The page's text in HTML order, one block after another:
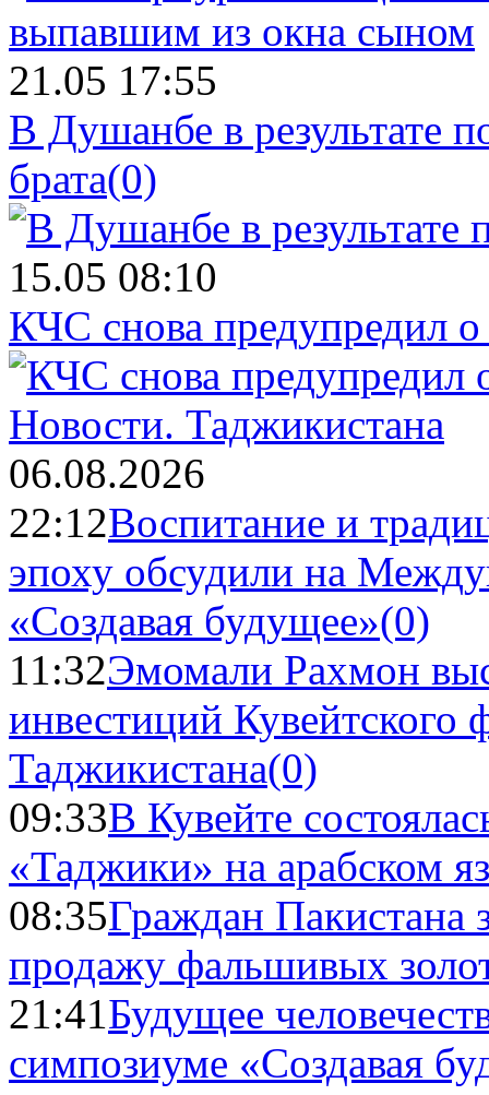
21.05 17:55
В Душанбе в результате
брата(0)
15.05 08:10
КЧС снова предупредил
Новости. Таджикистана
06.08.2026
22:12Воспитание и
эпоху обсудили на
«Создавая будущее»(0)
11:32Эмомали Рахмон
инвестиций Кувейтского
Таджикистана(0)
09:33В Кувейте
«Таджики» на арабском
08:35Граждан Пакистана
продажу фальшивых
21:41Будущее
симпозиуме «Создавая